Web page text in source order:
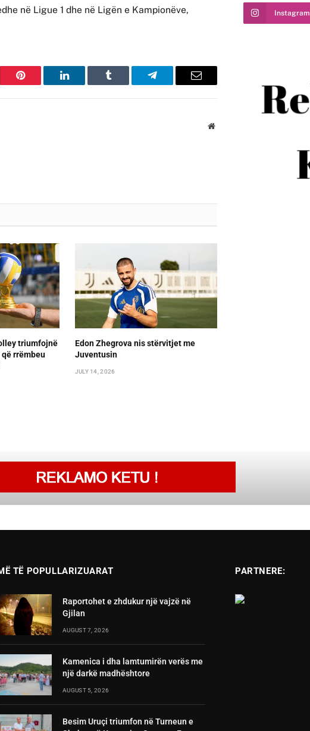
në Ligue 1 dhe në Ligën e Kampionëve,
Pinterest LinkedIn Tumblr Telegram Email
Website
triumfojnë
rrëmbeu
Edon Zhegrova nis stërvitjet me
Juventusin
JULY 14, 2026
Instagram
TË POPULLARIZUARAT
Raportohet e zhdukur një vajzë në
Gjilan
AUGUST 7, 2026
Kamenica i dha lamtumirën verës me
një darkë madhështore
AUGUST 5, 2026
Besim Uruçi triumfon në Turneun e
PARTNERE: